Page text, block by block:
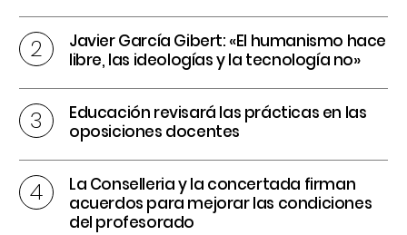
Javier García Gibert: «El humanismo hace
libre, las ideologías y la tecnología no»
Educación revisará las prácticas en las
oposiciones docentes
La Conselleria y la concertada firman
acuerdos para mejorar las condiciones
del profesorado